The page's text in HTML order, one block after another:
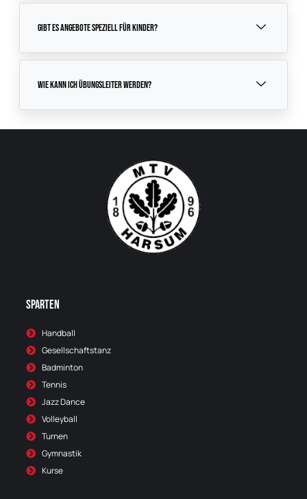
Gibt es angebote speziell für Kinder?
Wie kann ich Übungsleiter werden?
Sparten
Handball
Gesellschaftstanz
Badminton
Tennis
Jazz Dance
Volleyball
Turnen
Gymnastik
Kurse